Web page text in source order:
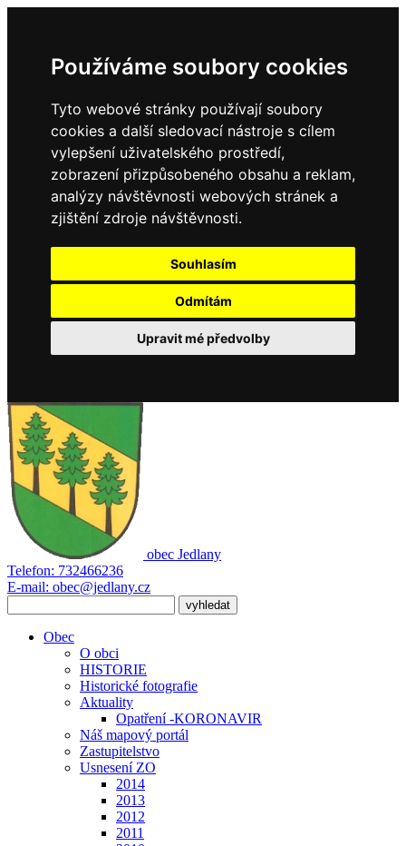
Používáme soubory cookies
Tyto webové stránky používají soubory
cookies a další sledovací nástroje s cílem
vylepšení uživatelského prostředí,
zobrazení přizpůsobeného obsahu a reklam,
analýzy návštěvnosti webových stránek a
zjištění zdroje návštěvnosti.
Souhlasím
Odmítám
Upravit mé předvolby
obec Jedlany
Telefon: 732466236
E-mail: obec@jedlany.cz
Obec
O obci
HISTORIE
Historické fotografie
Aktuality
Opatření -KORONAVIR
Náš mapový portál
Zastupitelstvo
Usnesení ZO
2014
2013
2012
2011